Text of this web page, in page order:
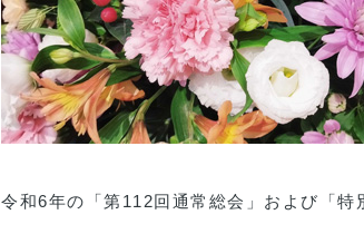
令和6年の「第112回通常総会」および「特